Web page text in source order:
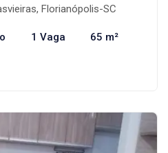
Florianópolis-SC
1 Vaga 65 m²